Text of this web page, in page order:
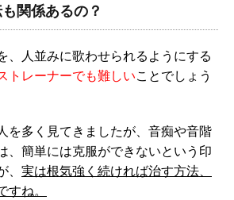
関係あるの？
、人並みに歌わせられるようにする
トレーナーでも難しいことでしょう
を多く見てきましたが、音痴や音階
、簡単には克服ができないという印
実は根気強く続ければ治す方法、
ね。